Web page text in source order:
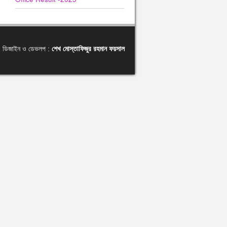
ডিজাইন ও ডেভলপ : শেখ মোস্তাফিজুর রহমান ফয়সাল